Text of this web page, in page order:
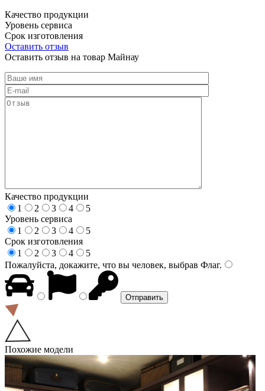
Качество продукции
Уровень сервиса
Срок изготовления
Оставить отзыв
Оставить отзыв на товар Майнау
Качество продукции
1
2 3 4
5
Уровень сервиса
1
2 3 4
5
Срок изготовления
1
2 3 4
5
Пожалуйста, докажите, что вы человек, выбрав Флаг.
Похожие модели